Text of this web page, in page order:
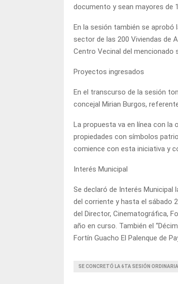
documento y sean mayores de
En la sesión también se aprobó
sector de las 200 Viviendas de
Centro Vecinal del mencionado
Proyectos ingresados
En el transcurso de la sesión
concejal Mirian Burgos,
La propuesta va en línea con la
propiedades con símbolos
comience con esta iniciativa y
Interés Municipal
Se declaró de Interés Municipal
del corriente y hasta el sábado
del Director, Cinematográfica,
año en curso. También el
Fortín Guacho El Palenque de
SE CONCRETÓ LA 6TA SESIÓN